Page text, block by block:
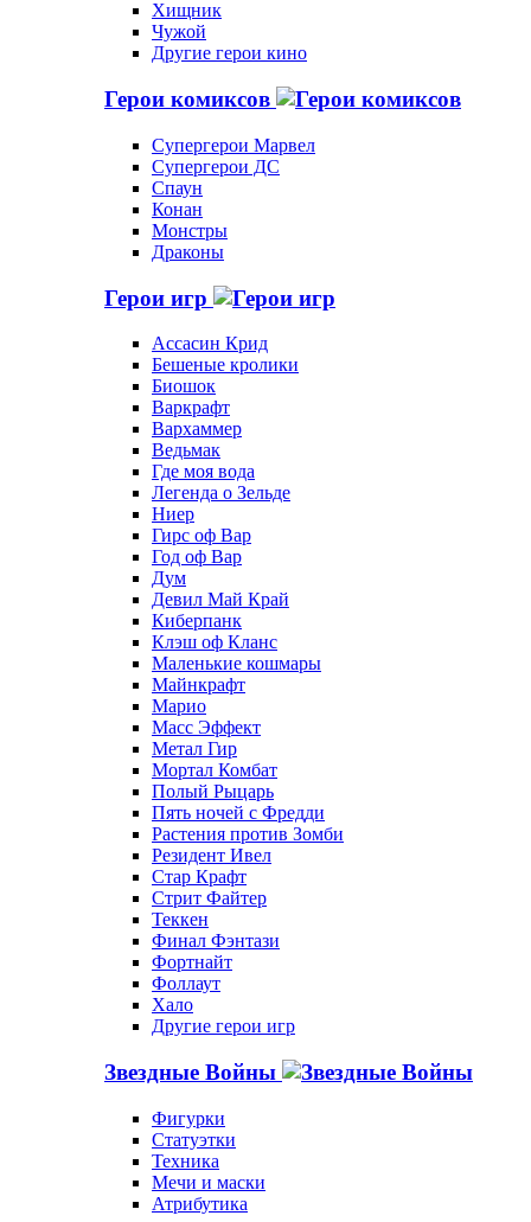
Хищник
Чужой
Другие герои кино
Герои комиксов
Супергерои Марвел
Супергерои ДС
Спаун
Конан
Монстры
Драконы
Герои игр
Ассасин Крид
Бешеные кролики
Биошок
Варкрафт
Вархаммер
Ведьмак
Где моя вода
Легенда о Зельде
Ниер
Гирс оф Вар
Год оф Вар
Дум
Девил Май Край
Киберпанк
Клэш оф Кланс
Маленькие кошмары
Майнкрафт
Марио
Масс Эффект
Метал Гир
Мортал Комбат
Полый Рыцарь
Пять ночей с Фредди
Растения против Зомби
Резидент Ивел
Стар Крафт
Стрит Файтер
Теккен
Финал Фэнтази
Фортнайт
Фоллаут
Хало
Другие герои игр
Звездные Войны
Фигурки
Статуэтки
Техника
Мечи и маски
Атрибутика